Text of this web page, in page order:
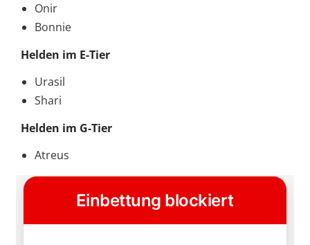
Onir
Bonnie
Helden im E-Tier
Urasil
Shari
Helden im G-Tier
Atreus